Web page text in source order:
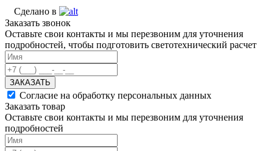
Сделано в
Заказать звонок
Оставьте свои контакты и мы перезвоним для уточнения
подробностей, чтобы подготовить светотехнический расчет
ЗАКАЗАТЬ
Согласие на обработку персональных данных
Заказать товар
Оставьте свои контакты и мы перезвоним для уточнения
подробностей